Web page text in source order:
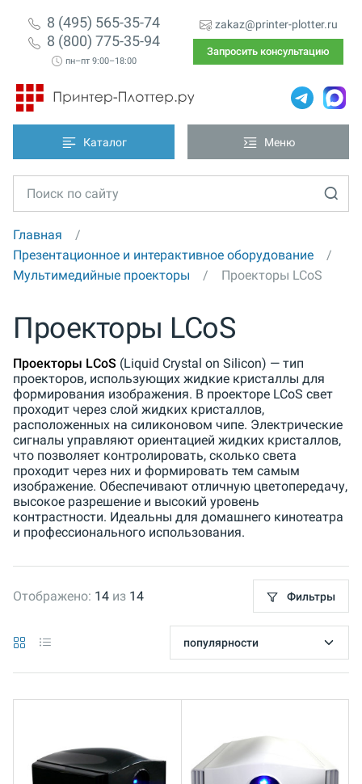
8 (495) 565-35-74
8 (800) 775-35-94
пн–пт 9:00–18:00
zakaz@printer-plotter.ru
Запросить консультацию
Каталог Меню
Главная
Презентационное и интерактивное оборудование
Мультимедийные проекторы
Проекторы LCoS
Проекторы LCoS
Проекторы LCoS (Liquid Crystal on Silicon) — тип
проекторов, использующих жидкие кристаллы для
формирования изображения. В проекторе LCoS свет
проходит через слой жидких кристаллов,
расположенных на силиконовом чипе. Электрические
сигналы управляют ориентацией жидких кристаллов,
что позволяет контролировать, сколько света
проходит через них и формировать тем самым
изображение. Обеспечивают отличную цветопередачу,
высокое разрешение и высокий уровень
контрастности. Идеальны для домашнего кинотеатра
и профессионального использования.
Отображено: 14 из 14 Фильтры